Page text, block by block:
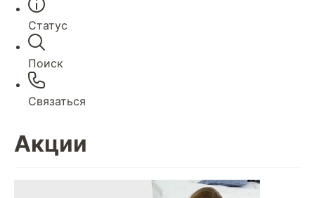
Статус
Поиск
Связаться
Акции